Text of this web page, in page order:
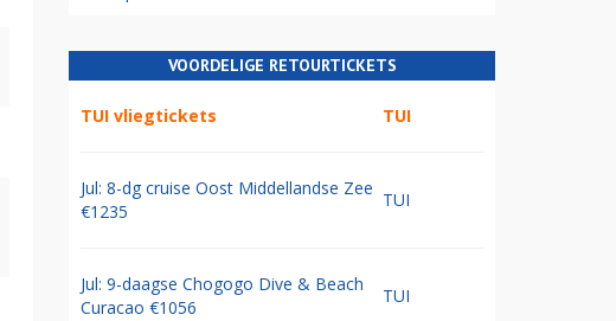
VOORDELIGE RETOURTICKETS
TUI vliegtickets TUI
Jul: 8-dg cruise Oost Middellandse Zee
€1235
TUI
Jul: 9-daagse Chogogo Dive & Beach
Curacao €1056
TUI